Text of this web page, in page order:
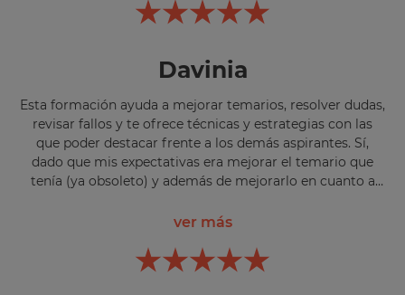
preparación tanto académica como emocional ,
motivando y guiándonos hasta conseguir nuestra meta.
Davinia
Esta formación ayuda a mejorar temarios, resolver dudas,
revisar fallos y te ofrece técnicas y estrategias con las
que poder destacar frente a los demás aspirantes. Sí,
dado que mis expectativas era mejorar el temario que
tenía (ya obsoleto) y además de mejorarlo en cuanto a
unos buenos temas, por ejemplo, en cuanto a la
ver más